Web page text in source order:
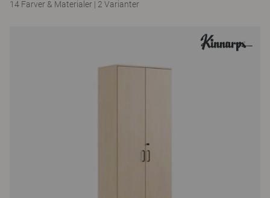
14 Farver & Materialer | 2 Varianter